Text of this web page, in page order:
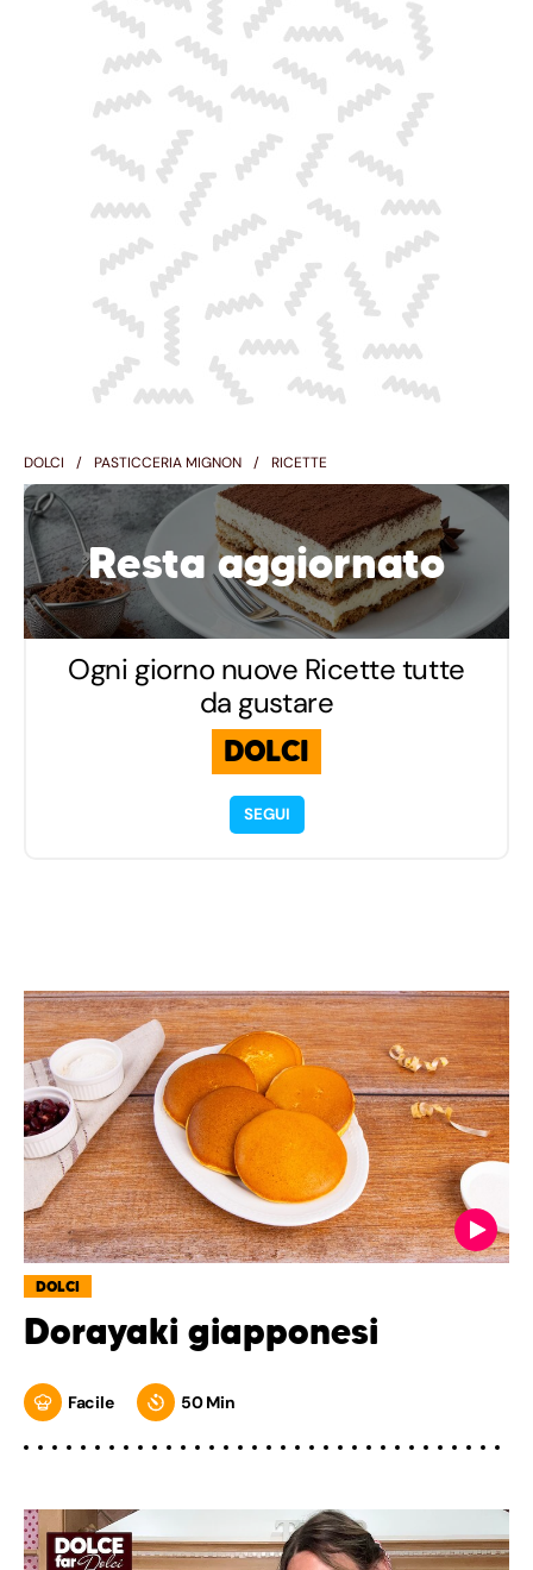
DOLCI PASTICCERIA MIGNON RICETTE
Resta aggiornato
Ogni giorno nuove Ricette tutte
da gustare
DOLCI
SEGUI
DOLCI
Dorayaki giapponesi
Facile 50 Min